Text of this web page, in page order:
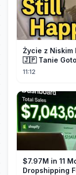
Życie z Niskim
🇯🇵 Tanie
11:12
$7.97M in 11
Dropshipping